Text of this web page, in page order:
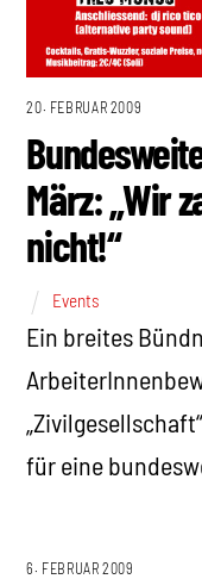
20. FEBRUAR 2009
März: „Wir
nicht!“
Events
Ein breites
für eine
6. FEBRUAR 2009